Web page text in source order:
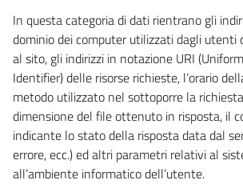
In questa categoria di dati rientrano gli
dominio dei computer utilizzati dagli utenti
al sito, gli indirizzi in notazione URI
Identifier) delle risorse richieste, l’orario
metodo utilizzato nel sottoporre la
dimensione del file ottenuto in risposta, il
indicante lo stato della risposta data dal
errore, ecc.) ed altri parametri relativi al
all’ambiente informatico dell’utente.